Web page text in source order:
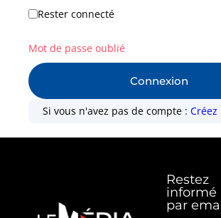
Rester connecté
Connexion
Mot de passe oublié
Si vous n'avez pas de compte :
Restez
informé
par